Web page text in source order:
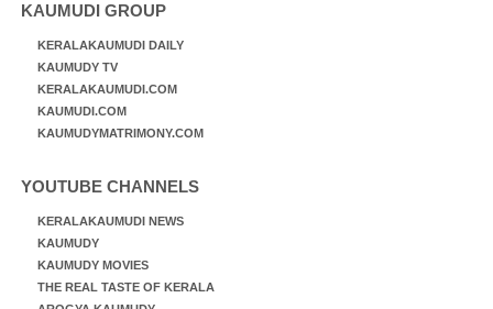
KAUMUDI GROUP
KERALAKAUMUDI DAILY
KAUMUDY TV
KERALAKAUMUDI.COM
KAUMUDI.COM
KAUMUDYMATRIMONY.COM
YOUTUBE CHANNELS
KERALAKAUMUDI NEWS
KAUMUDY
KAUMUDY MOVIES
THE REAL TASTE OF KERALA